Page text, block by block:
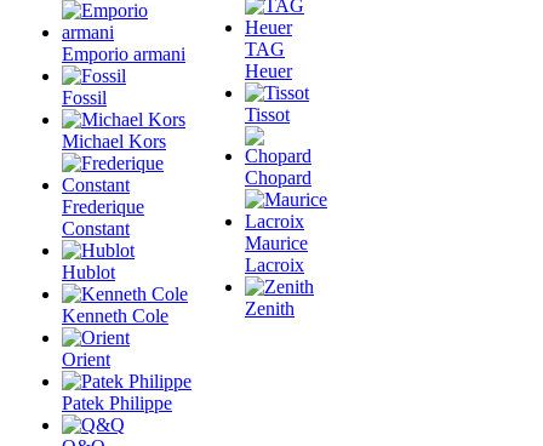
Emporio armani
Fossil
Michael Kors
Frederique
Constant
Hublot
Kenneth Cole
Orient
Patek Philippe
TAG
Heuer
Tissot
Chopard
Maurice
Lacroix
Zenith